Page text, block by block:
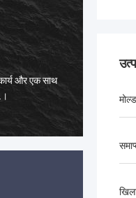
और एक साथ
इस